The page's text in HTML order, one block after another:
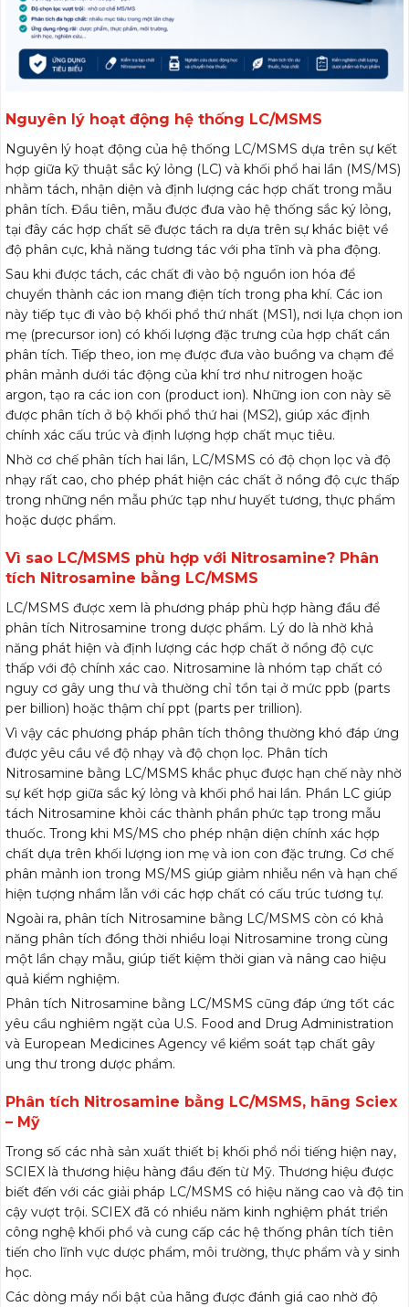
Nguyên lý hoạt động hệ thống LC/MSMS
Nguyên lý hoạt động của hệ thống LC/MSMS dựa trên sự kết
hợp giữa kỹ thuật sắc ký lỏng (LC) và khối phổ hai lần (MS/MS)
nhằm tách, nhận diện và định lượng các hợp chất trong mẫu
phân tích. Đầu tiên, mẫu được đưa vào hệ thống sắc ký lỏng,
tại đây các hợp chất sẽ được tách ra dựa trên sự khác biệt về
độ phân cực, khả năng tương tác với pha tĩnh và pha động.
Sau khi được tách, các chất đi vào bộ nguồn ion hóa để
chuyển thành các ion mang điện tích trong pha khí. Các ion
này tiếp tục đi vào bộ khối phổ thứ nhất (MS1), nơi lựa chọn ion
mẹ (precursor ion) có khối lượng đặc trưng của hợp chất cần
phân tích. Tiếp theo, ion mẹ được đưa vào buồng va chạm để
phân mảnh dưới tác động của khí trơ như nitrogen hoặc
argon, tạo ra các ion con (product ion). Những ion con này sẽ
được phân tích ở bộ khối phổ thứ hai (MS2), giúp xác định
chính xác cấu trúc và định lượng hợp chất mục tiêu.
Nhờ cơ chế phân tích hai lần, LC/MSMS có độ chọn lọc và độ
nhạy rất cao, cho phép phát hiện các chất ở nồng độ cực thấp
trong những nền mẫu phức tạp như huyết tương, thực phẩm
hoặc dược phẩm.
Vì sao LC/MSMS phù hợp với Nitrosamine? Phân
tích Nitrosamine bằng LC/MSMS
LC/MSMS được xem là phương pháp phù hợp hàng đầu để
phân tích Nitrosamine trong dược phẩm. Lý do là nhờ khả
năng phát hiện và định lượng các hợp chất ở nồng độ cực
thấp với độ chính xác cao. Nitrosamine là nhóm tạp chất có
nguy cơ gây ung thư và thường chỉ tồn tại ở mức ppb (parts
per billion) hoặc thậm chí ppt (parts per trillion).
Vì vậy các phương pháp phân tích thông thường khó đáp ứng
được yêu cầu về độ nhạy và độ chọn lọc. Phân tích
Nitrosamine bằng LC/MSMS khắc phục được hạn chế này nhờ
sự kết hợp giữa sắc ký lỏng và khối phổ hai lần. Phần LC giúp
tách Nitrosamine khỏi các thành phần phức tạp trong mẫu
thuốc. Trong khi MS/MS cho phép nhận diện chính xác hợp
chất dựa trên khối lượng ion mẹ và ion con đặc trưng. Cơ chế
phân mảnh ion trong MS/MS giúp giảm nhiễu nền và hạn chế
hiện tượng nhầm lẫn với các hợp chất có cấu trúc tương tự.
Ngoài ra, phân tích Nitrosamine bằng LC/MSMS còn có khả
năng phân tích đồng thời nhiều loại Nitrosamine trong cùng
một lần chạy mẫu, giúp tiết kiệm thời gian và nâng cao hiệu
quả kiểm nghiệm.
Phân tích Nitrosamine bằng LC/MSMS cũng đáp ứng tốt các
yêu cầu nghiêm ngặt của U.S. Food and Drug Administration
và European Medicines Agency về kiểm soát tạp chất gây
ung thư trong dược phẩm.
Phân tích Nitrosamine bằng LC/MSMS, hãng Sciex
– Mỹ
Trong số các nhà sản xuất thiết bị khối phổ nổi tiếng hiện nay,
SCIEX là thương hiệu hàng đầu đến từ Mỹ. Thương hiệu được
biết đến với các giải pháp LC/MSMS có hiệu năng cao và độ tin
cậy vượt trội. SCIEX đã có nhiều năm kinh nghiệm phát triển
công nghệ khối phổ và cung cấp các hệ thống phân tích tiên
tiến cho lĩnh vực dược phẩm, môi trường, thực phẩm và y sinh
học.
Các dòng máy nổi bật của hãng được đánh giá cao nhờ độ